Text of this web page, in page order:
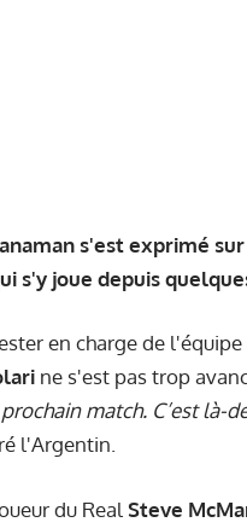
s'est exprimé
s'y joue depuis
en charge de
ne s'est pas trop
prochain match. C’est
l'Argentin.
du Real Steve